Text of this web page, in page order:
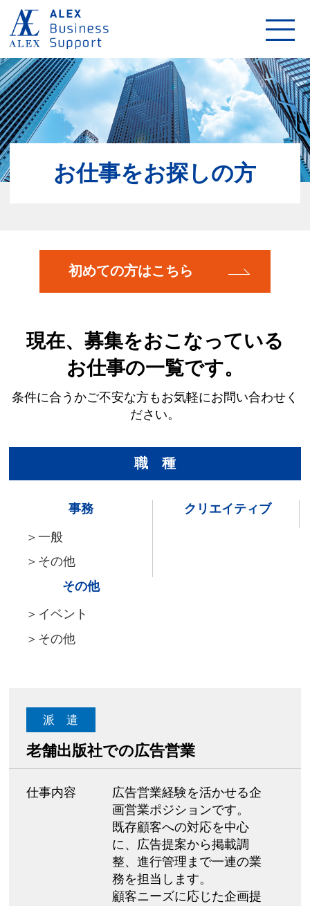
お仕事をお探しの方
初めての方はこちら
現在、募集をおこなっている
お仕事の一覧です。
条件に合うかご不安な方もお気軽にお問い合わせく
ださい。
職 種
事務
＞ 一般
＞ その他
クリエイティブ
その他
＞ イベント
＞ その他
派 遣
老舗出版社での広告営業
仕事内容
広告営業経験を活かせる企
画営業ポジションです。
既存顧客への対応を中心
に、広告提案から掲載調
整、進行管理まで一連の業
務を担当します。
顧客ニーズに応じた企画提